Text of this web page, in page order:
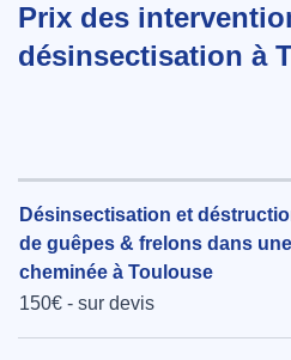
Prix des
désinsectisation à
Désinsectisation et
de guêpes & frelons dans une
cheminée à Toulouse
150€ - sur devis